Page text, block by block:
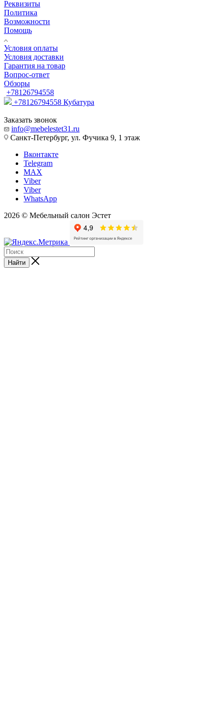
Реквизиты
Политика
Возможности
Помощь
Условия оплаты
Условия доставки
Гарантия на товар
Вопрос-ответ
Обзоры
+78126794558
+78126794558 Кубатура
Заказать звонок
info@mebelestet31.ru
Санкт-Петербург, ул. Фучика 9, 1 этаж
Вконтакте
Telegram
MAX
Viber
Viber
WhatsApp
2026 © Мебельный салон Эстет
Найти